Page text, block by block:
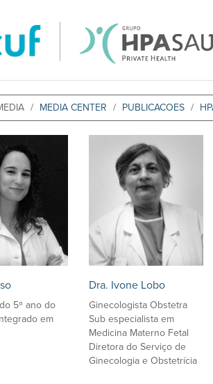
MEDIA CENTER PUBLICACOES
5º ano do
em
Dra. Ivone Lobo
Ginecologista Obstetra
Sub especialista em
Medicina Materno Fetal
Diretora do Serviço de
Ginecologia e Obstetrícia